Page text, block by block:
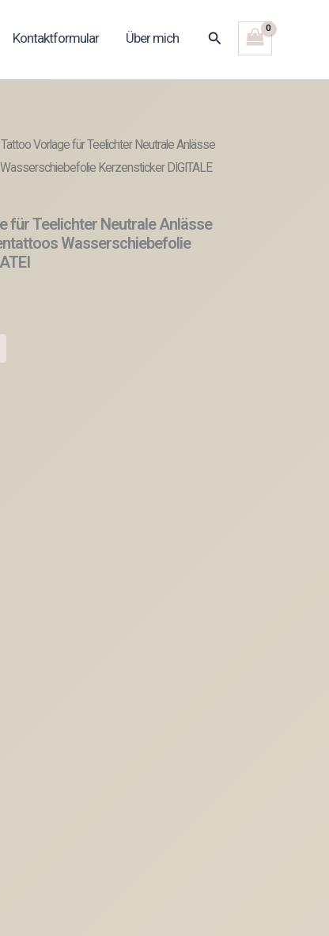
Kontaktformular Über mich Suchen
Vorlage für Teelichter Neutrale Anlässe
Kerzensticker DIGITALE
für Teelichter Neutrale Anlässe
Wasserschiebefolie